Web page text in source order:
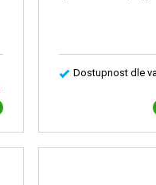
Dostupnost dle